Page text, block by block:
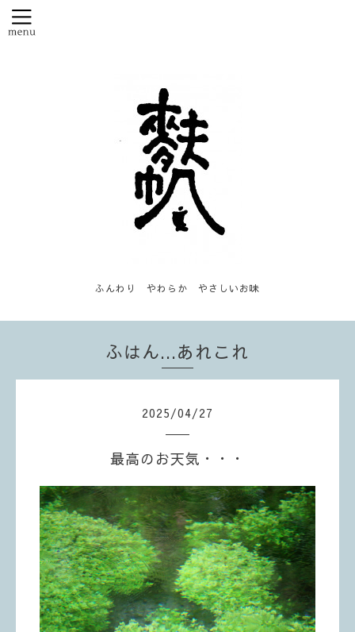
ふんわり やわらか やさしいお味
ふはん...あれこれ
2025/04/27
最高のお天気・・・